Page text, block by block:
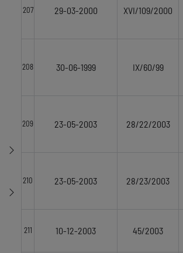
207 29-03-2000 XVI/109/2000
208 30-06-1999 IX/60/99
209 23-05-2003 28/22/2003
210 23-05-2003 28/23/2003
211 10-12-2003 45/2003